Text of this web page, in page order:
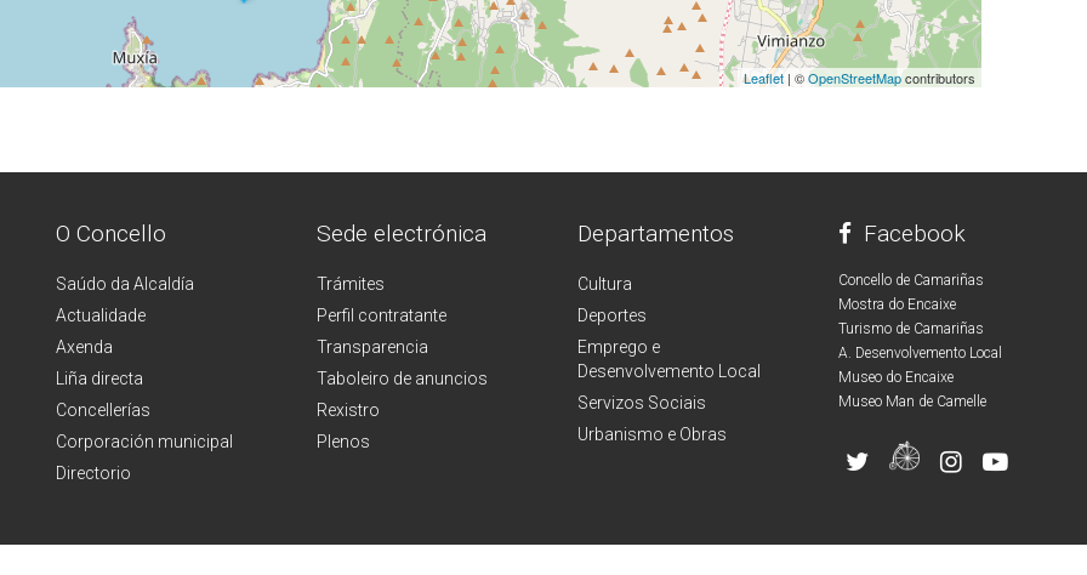
Leaflet | ©OpenStreetMapcontributors
O Concello
Saúdo da Alcaldía
Actualidade
Axenda
Liña directa
Concellerías
Corporación municipal
Directorio
Sede electrónica
Trámites
Perfil contratante
Transparencia
Taboleiro de anuncios
Rexistro
Plenos
Departamentos
Cultura
Deportes
Emprego e
Desenvolvemento Local
Servizos Sociais
Urbanismo e Obras
Facebook
Concello de Camariñas
Mostra do Encaixe
Turismo de Camariñas
A. Desenvolvemento Local
Museo do Encaixe
Museo Man de Camelle